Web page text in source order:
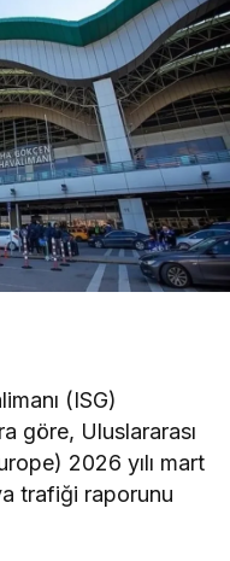
(ISG)
göre, Uluslararası
2026 yılı mart
trafiği raporunu